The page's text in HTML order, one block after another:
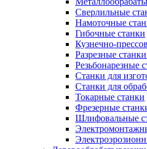
Сверлильные
Намоточные
Гибочные станки
Кузнечно-
Разрезные
Резьбонарезные
Станки для
Станки для
Токарные станки
Фрезерные
Шлифовальные